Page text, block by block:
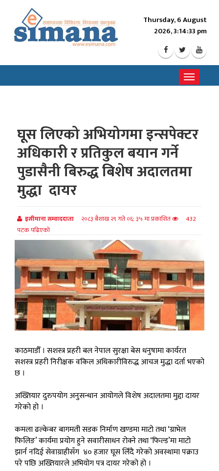
Thursday, 6 August
2026, 3:14:34 pm
Toggle
घूस लिएको अभियोगमा इन्सपेक्टर
अधिकारी र प्रतिकुल बयान गर्ने
पुडासैनी बिरुद्ध बिशेष अदालतमा
मुद्धा दायर
इसीमाना सम्वाददाता २०८३ बैशाख २९ गते ०६: ३५ मा प्रकाशित
432
पटक पढिएको
काठमाडौँ । सशस्त्र प्रहरी बल नेपाल सुरक्षा बेस धनुषामा कार्यरत
सशस्त्र प्रहरी निरीक्षक वकिल अधिकारीविरुद्ध आचज मुद्धा दर्ता भएको
छ ।
अख्तियार दुरुपयोग अनुसन्धान आयोगले विशेष अदालतमा मुद्दा दायर
गरेको हो ।
कमला ढल्केबर बागमती सडक निर्माण खण्डमा माटो तथा ‘ग्राभेल
फिलिङ’ कार्यमा प्रयोग हुने सवारीसाधन रोक्ने तथा ‘फिल्ड’मा माटो
झार्न नदिई सेवाग्राहीसँग ४० हजार घूस लिँदै गरेको अवस्थामा पक्राउ
परे पछि अख्तियारले अभियोग पत्र दायर गरेको हो ।